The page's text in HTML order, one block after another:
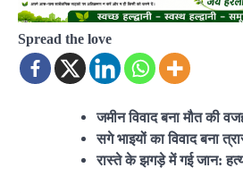
Spread the love
जमीन विवाद बना मौत की
सगे भाइयों का विवाद बना
रास्ते के झगड़े में गई जान: